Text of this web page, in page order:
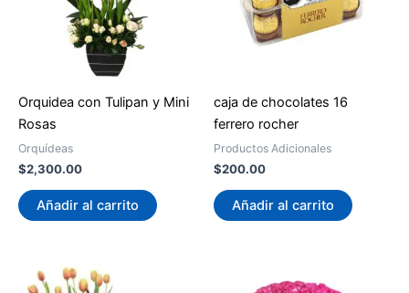
Orquidea con Tulipan y Mini
Rosas
Orquídeas
$2,300.00
Añadir al carrito
caja de chocolates 16
ferrero rocher
Productos Adicionales
$200.00
Añadir al carrito